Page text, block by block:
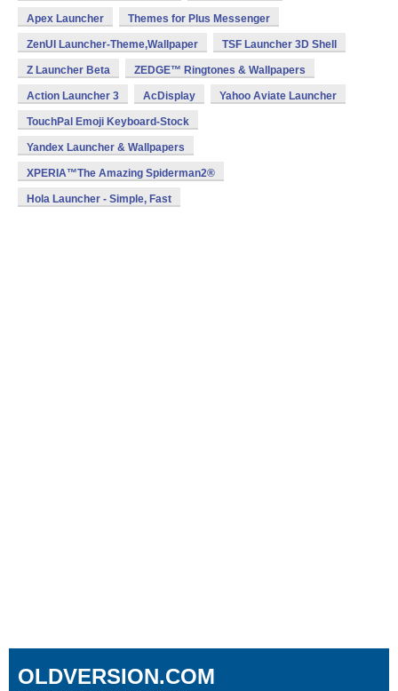
Apex Launcher Themes for Plus Messenger
ZenUI Launcher-Theme,Wallpaper TSF Launcher 3D Shell
Z Launcher Beta ZEDGE™ Ringtones & Wallpapers
Action Launcher 3 AcDisplay Yahoo Aviate Launcher
TouchPal Emoji Keyboard-Stock
Yandex Launcher & Wallpapers
XPERIA™The Amazing Spiderman2®
Hola Launcher - Simple, Fast
OLDVERSION.COM